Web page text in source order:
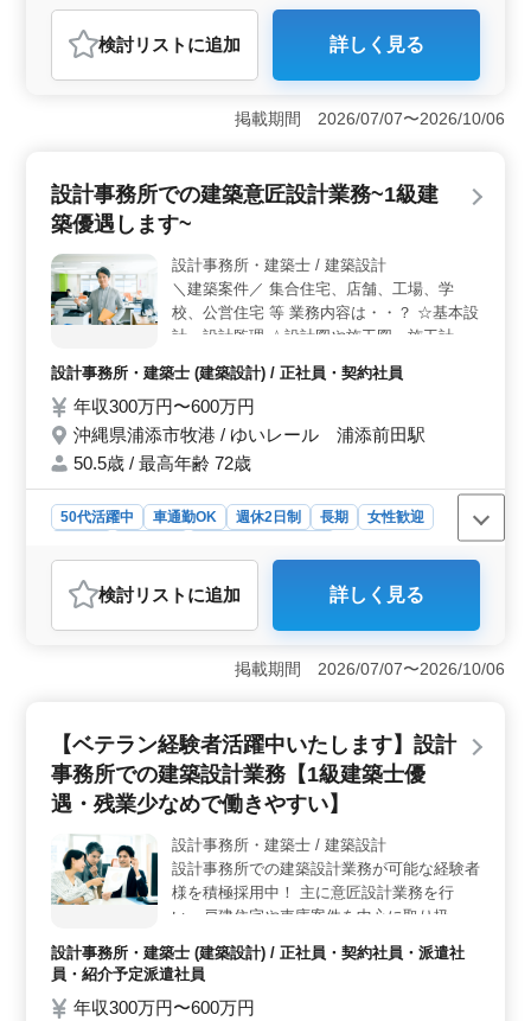
おすすめポイント
＜業務内容の特徴＞ この求人は、設計事務所での建築
構造設計業務に関するものです。集合住宅、店舗、工
場、学校、公営住宅など、多岐にわたる建築案件に携わ
ることができます。施主との打ち合わせから現地調査、
魅力＞ この求人では、作業着の支給や交通費の支給、
さらには資格手当の支給など、働く環境を整えるための
待遇が充実しています。また、車通勤が可能であり、駅
徒歩圏内に位置するので通勤に便利です。 ＜給与・
福利厚生の魅力＞ 年収300万円〜600万円という水準の
給与が設定されており、安定した収入を得ることができ
ます。さらに、通勤手当の支給や福利厚生の充実など、
検討リスト に追加 詳しく見る
掲載期間 2026/07/07〜2026/10/06
設計事務所での建築意匠設計業務~1級建
築優遇します~
設計事務所・建築士 / 建築設計
＼建築案件／ 集合住宅、店舗、工場、学
校、公営住宅 等 業務内容は・・？ ☆基本設
計、設計監理 ☆設計図や施工図、施工計画
ち合わせ、現場調査業務 ☆CAD操作 ポイン
トは・・？ ☆作業着支給 ☆交通費支給 ☆資
格手当支給 ☆週休2日制 ☆車通勤可能 1級建
築士の方条件面優遇致します♪ 女性の方も歓
す！ お気軽にお問い合わせください♪
設計事務所・建築士 (建築設計) / 正社員・契約社員
年収300万円〜600万円
沖縄県浦添市牧港 / ゆいレール 浦添前田駅
50.5歳 / 最高年齢 72歳
50代活躍中 車通勤OK 週休2日制 長期
女性歓迎
おすすめポイント
＜業務内容の特徴＞ この求人は、設計事務所での建築
意匠設計業務に関するものです。集合住宅、店舗、工
場、学校、公営住宅など、幅広い建築案件に携わること
ができます。基本設計や設計監理、設計図や施工図のチ
魅力＞ この求人では、作業着の支給や交通費の支給、
資格手当の支給など、働く環境を整えるための待遇が充
実しています。週休2日制や車通勤可能など、柔軟な働き
方が可能です。 ＜給与・福利厚生の魅力＞ 年収300
万円〜600万円という水準の給与が設定されており、安定
した収入を得ることができます。さらに、通勤手当の支
給や福利厚生の充実など、働きやすい環境が整っていま
す。
検討リスト に追加 詳しく見る
掲載期間 2026/07/07〜2026/10/06
【ベテラン経験者活躍中いたします】設計
事務所での建築設計業務【1級建築士優
遇・残業少なめで働きやすい】
設計事務所・建築士 / 建築設計
設計事務所での建築設計業務が可能な経験者
様を積極採用中！ 主に意匠設計業務を行
い、戸建住宅や車庫案件を中心に取り扱って
せ、現地調査、プランニング ・基本設計、
実施設計、積算 ・確認申請、各種書類作
成、施工会社選定、設計監理 等 ・CAD操作
設計事務所・建築士 (建築設計) / 正社員・契約社員・派遣社
員・紹介予定派遣社員
年収300万円〜600万円